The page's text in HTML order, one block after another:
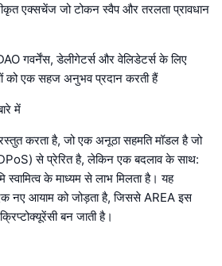
एक्सचेंज जो टोकन स्वैप और तरलता प्रावधान
गवर्नेंस, डेलीगेटर्स और वेलिडेटर्स के लिए
को एक सहज अनुभव प्रदान करती हैं
में
करता है, जो एक अनूठा सहमति मॉडल है जो
से प्रेरित है, लेकिन एक बदलाव के साथ:
स्वामित्व के माध्यम से लाभ मिलता है। यह
नए आयाम को जोड़ता है, जिससे AREA इस
बन जाती है।